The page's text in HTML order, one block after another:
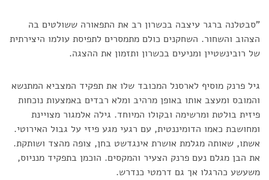
"סבטלנה ברגר עיצבה בכשרון רב את התפאורה ששולטים בה
הצהוב והשחור. השחקנים כולם מתמסרים לתפיסת עולמו היצירתית
של רובינשטיין ומניעים בכשרון ותזמון את ההצגה.
גיל פרנק מוסיף לארסנל המכובד שלו את תפקיד המצביא המתנשא
והמובס ומעצב אותו באופן מרהיב ומלא רבדים באמצעות נוכחות
פיזית בולטת ומרשימה ובקולו המיוחד. גילה אלמגור מצויינת
ומחושבת כאמו הדומיננטית, עם רגעי מגע פיזי על גבול האירוטי.
אשתו, שאותה מגלמת אושרת אינגדשט בחן, צופה מהצד ושותקת.
את הבן מגלם נעם פרנק הצעיר והמקסים. הוכמן בתפקיד מנניוס,
משעשע כהרגלו אך גם דרמטי כנדרש.